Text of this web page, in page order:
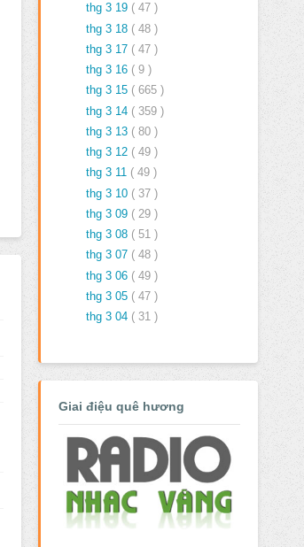
thg 3 19 ( 47 )
thg 3 18 ( 48 )
thg 3 17 ( 47 )
thg 3 16 ( 9 )
thg 3 15 ( 665 )
thg 3 14 ( 359 )
thg 3 13 ( 80 )
thg 3 12 ( 49 )
thg 3 11 ( 49 )
thg 3 10 ( 37 )
thg 3 09 ( 29 )
thg 3 08 ( 51 )
thg 3 07 ( 48 )
thg 3 06 ( 49 )
thg 3 05 ( 47 )
thg 3 04 ( 31 )
Giai điệu quê hương